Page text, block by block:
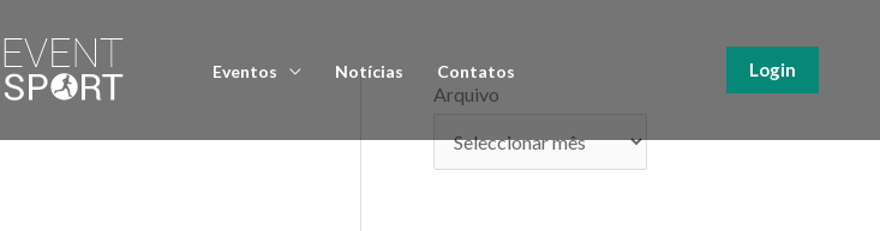
Eventos Notícias Contatos Login
Arquivo